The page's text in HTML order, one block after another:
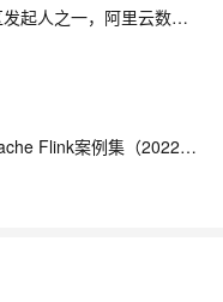
【大咖问答】对话PostgreSQL 中国社区发起人之一，阿里云数据库高级专家 德哥
【藏经阁一起读（27）】本周推荐《Apache Flink案例集（2022版）》，你有哪些心得？